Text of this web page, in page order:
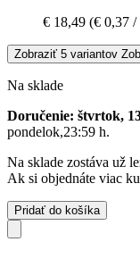
€ 18,49 (€ 0,37 /
Zobraziť 5 variantov
Na sklade
Doručenie: štvrtok,
pondelok,23:59 h.
Na sklade zostáva už
Ak si objednáte viac
Pridať do košíka